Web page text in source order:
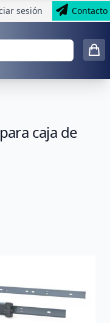
sesión Contacto
caja de